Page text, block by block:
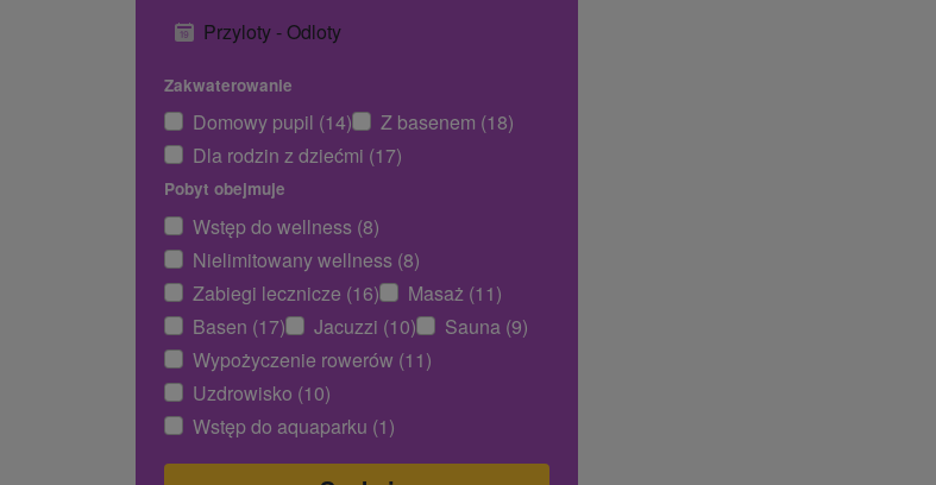
Przyloty - Odloty
Zakwaterowanie
Domowy pupil (14)
Z basenem (18)
Dla rodzin z dziećmi (17)
Pobyt obejmuje
Wstęp do wellness (8)
Nielimitowany wellness (8)
Zabiegi lecznicze (16)
Masaż (11)
Basen (17)
Jacuzzi (10)
Sauna (9)
Wypożyczenie rowerów (11)
Uzdrowisko (10)
Wstęp do aquaparku (1)